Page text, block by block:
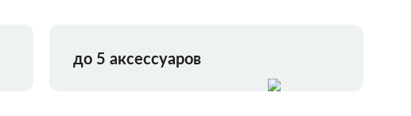
до 5 аксессуаров